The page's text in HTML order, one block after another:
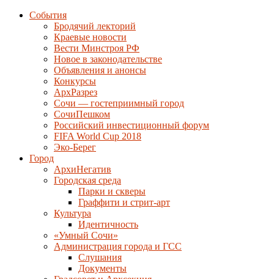
События
Бродячий лекторий
Краевые новости
Вести Минстроя РФ
Новое в законодательстве
Объявления и анонсы
Конкурсы
АрхРазрез
Сочи — гостеприимный город
СочиПешком
Российский инвестиционный форум
FIFA World Cup 2018
Эко-Берег
Город
АрхиНегатив
Городская среда
Парки и скверы
Граффити и стрит-арт
Культура
Идентичность
«Умный Сочи»
Администрация города и ГСС
Слушания
Документы